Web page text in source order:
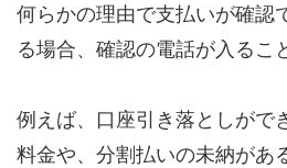
何らかの理由で支払いが確認
る場合、確認の電話が入るこ
例えば、口座引き落としがで
料金や、分割払いの未納があ